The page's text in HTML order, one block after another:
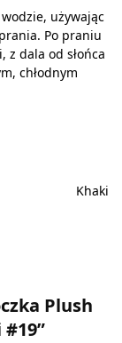
używając
Po praniu
z dala od słońca
chłodnym
Khaki
Plush